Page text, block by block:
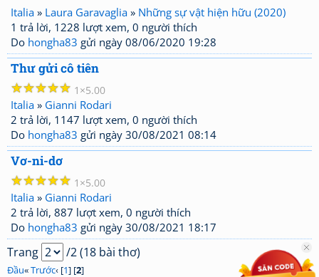
Italia » Laura Garavaglia » Những sự vật hiện hữu (2020)
1 trả lời, 1228 lượt xem, 0 người thích
Do hongha83 gửi ngày 08/06/2020 19:28
Thư gửi cô tiên
☆
☆
☆
☆
☆ 1 5.00
Italia » Gianni Rodari
2 trả lời, 1147 lượt xem, 0 người thích
Do hongha83 gửi ngày 30/08/2021 08:14
Vơ-ni-dơ
☆
☆
☆
☆
☆ 1 5.00
Italia » Gianni Rodari
2 trả lời, 887 lượt xem, 0 người thích
Do hongha83 gửi ngày 30/08/2021 18:17
Trang /2 (18 bài thơ)
Đầu«Trước‹ [1] [2]